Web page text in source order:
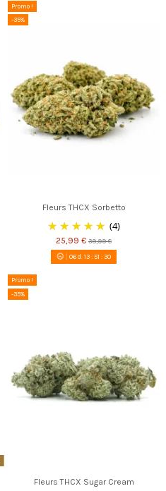
Promo !
-35%
Fleurs THCX Sorbetto
(4)
25,99 € 39,99 €
06d. 13:51 :30
Promo !
-35%
Fleurs THCX Sugar Cream